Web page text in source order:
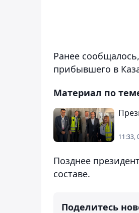
Ранее
прибывшего в
Материал по
11:33,
Позднее
составе.
Поделитесь